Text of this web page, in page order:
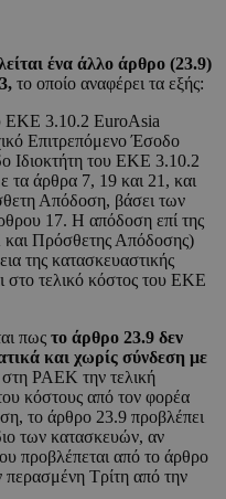
ένα άλλο άρθρο (23.9)
το οποίο αναφέρει τα εξής:
EKE 3.10.2 EuroAsia
Επιτρεπόμενο Έσοδο
Ιδιοκτήτη του EKE 3.10.2
άρθρα 7, 19 και 21, και
Απόδοση, βάσει των
17. Η απόδοση επί της
Πρόσθετης Απόδοσης)
της κατασκευαστικής
στο τελικό κόστος του EKE
πως το άρθρο 23.9 δεν
και χωρίς σύνδεση με
στη ΡΑΕΚ την τελική
κόστους από τον φορέα
το άρθρο 23.9 προβλέπει
των κατασκευών, αν
προβλέπεται από το άρθρο
Τρίτη από την